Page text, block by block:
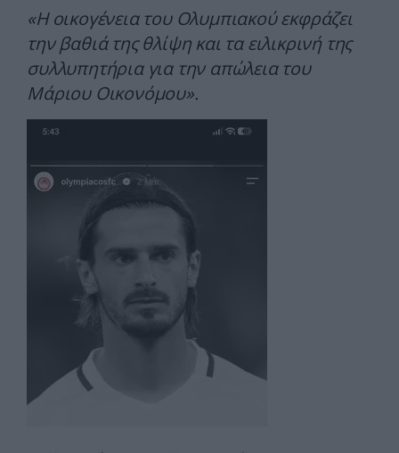
«Η οικογένεια του Ολυμπιακού εκφράζει
την βαθιά της θλίψη και τα ειλικρινή της
συλλυπητήρια για την απώλεια του
Μάριου Οικονόμου».